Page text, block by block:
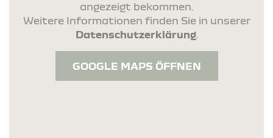
angezeigt bekommen.
Weitere Informationen finden Sie in unserer
Datenschutzerklärung.
GOOGLE MAPS ÖFFNEN